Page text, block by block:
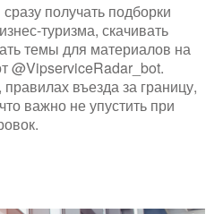
получать подборки
туризма, скачивать
темы для материалов на
@VipserviceRadar_bot.
въезда за границу,
важно не упустить при